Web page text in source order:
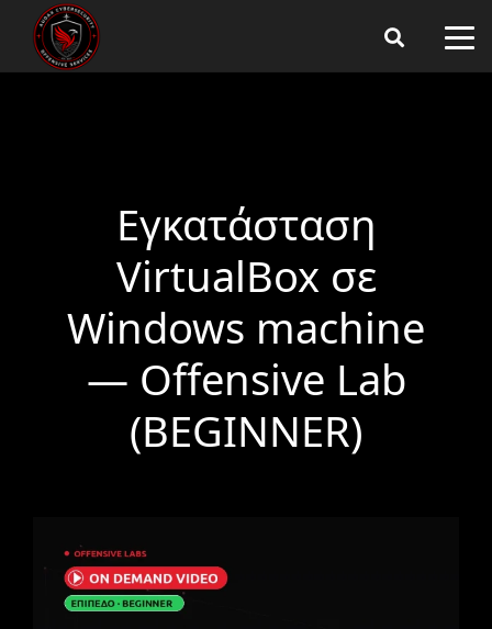
Εγκατάσταση
VirtualBox σε
Windows machine
— Offensive Lab
(BEGINNER)